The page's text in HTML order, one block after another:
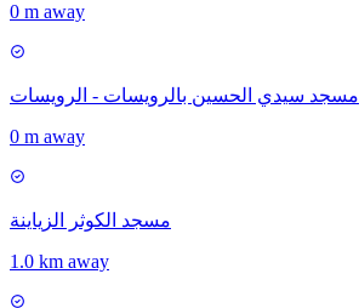
0 m away
مسجد سيدي الحسين بالرويسات - الرويسات
0 m away
مسجد الكوثر الزياينة
1.0 km away